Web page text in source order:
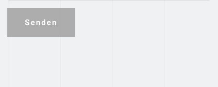
Senden